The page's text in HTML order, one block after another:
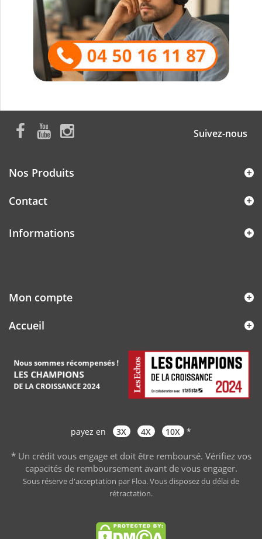
Suivez-nous
Nos Produits
Contact
Informations
Mon compte
Accueil
payez en 3X 4X 10X *
* Un crédit vous engage et doit être remboursé. Vérifiez vos
capacités de remboursement avant de vous engager.
Sous réserve d'acceptation par Floa. Vous disposez du délai de
rétractation.